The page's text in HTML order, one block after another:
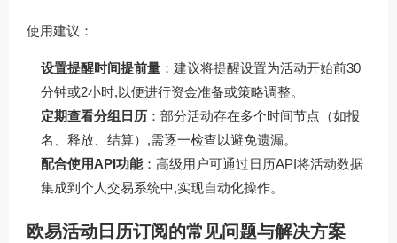
使用建议：
设置提醒时间提前量 ：建议将提醒设置为活动开始前30
分钟或2小时,以便进行资金准备或策略调整。
定期查看分组日历 ：部分活动存在多个时间节点（如报
名、释放、结算）,需逐一检查以避免遗漏。
配合使用API功能：高级用户可通过日历API将活动数据
集成到个人交易系统中,实现自动化操作。
欧易活动日历订阅的常见问题与解决方案